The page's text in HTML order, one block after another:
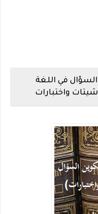
في اللغة
واختبارات